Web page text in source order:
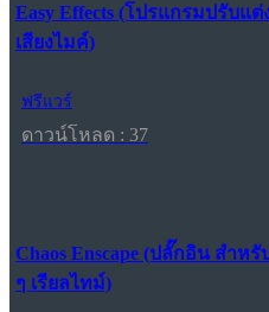
Easy Effects (โปรแกรมปรับแต่
เสียงไมค์)
ฟรีแวร์
ดาวน์โหลด : 37
Chaos Enscape (ปลั๊กอิน สำห
ๆ เรียลไทม์)